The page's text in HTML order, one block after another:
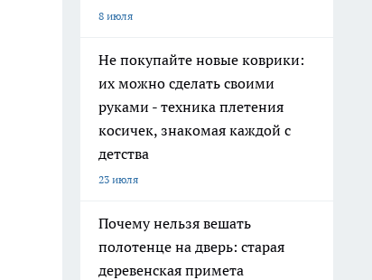
8 июля
Не покупайте новые коврики:
их можно сделать своими
руками - техника плетения
косичек, знакомая каждой с
детства
23 июля
Почему нельзя вешать
полотенце на дверь: старая
деревенская примета